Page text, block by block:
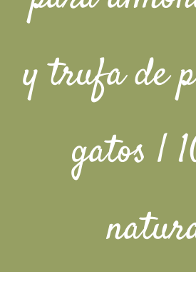
Hogar
y trufa de
gatos |